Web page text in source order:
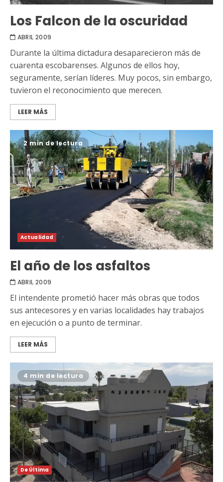
Los Falcon de la oscuridad
ABRIL 2009
Durante la última dictadura desaparecieron más de
cuarenta escobarenses. Algunos de ellos hoy,
seguramente, serían líderes. Muy pocos, sin embargo,
tuvieron el reconocimiento que merecen.
LEER MÁS
2 min de lectura
Actualidad
El año de los asfaltos
ABRIL 2009
El intendente prometió hacer más obras que todos
sus antecesores y en varias localidades hay trabajos
en ejecución o a punto de terminar.
LEER MÁS
4 min de lectura
De Última